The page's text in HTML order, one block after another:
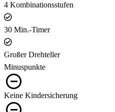
4 Kombinationsstufen
30 Min.-Timer
Großer Drehteller
Minuspunkte
Keine Kindersicherung